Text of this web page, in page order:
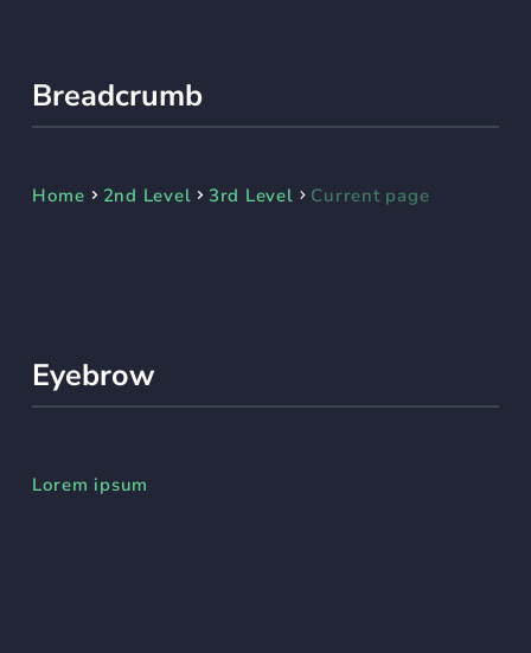
Breadcrumb
Home 2nd Level 3rd Level Current page
Eyebrow
Lorem ipsum